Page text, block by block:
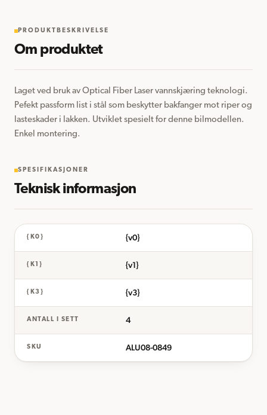
PRODUKTBESKRIVELSE
Om produktet
Laget ved bruk av Optical Fiber Laser vannskjæring teknologi.
Pefekt passform list i stål som beskytter bakfanger mot riper og
lasteskader i lakken. Utviklet spesielt for denne bilmodellen.
Enkel montering.
SPESIFIKASJONER
Teknisk informasjon
{K0} {v0}
{K1} {v1}
{K3} {v3}
ANTALL I SETT 4
SKU ALU08-0849